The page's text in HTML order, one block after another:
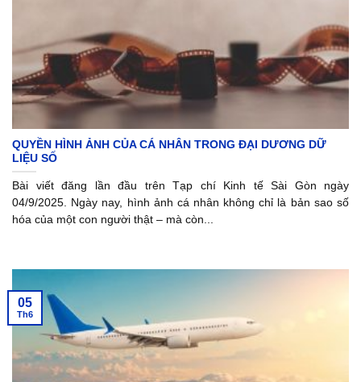
QUYỀN HÌNH ẢNH CỦA CÁ NHÂN TRONG ĐẠI DƯƠNG DỮ
LIỆU SỐ
Bài viết đăng lần đầu trên Tạp chí Kinh tế Sài Gòn ngày
04/9/2025. Ngày nay, hình ảnh cá nhân không chỉ là bản sao số
hóa của một con người thật – mà còn...
05
Th6